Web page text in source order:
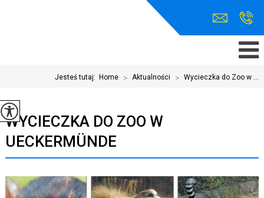
Jesteś tutaj: Home > Aktualności > Wycieczka do Zoo w ...
WYCIECZKA DO ZOO W
UECKERMÜNDE